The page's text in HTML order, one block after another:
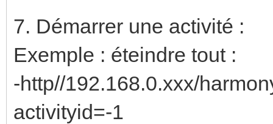
7. Démarrer une activité :
Exemple : éteindre tout :
-http//192.168.0.xxx/
activityid=-1